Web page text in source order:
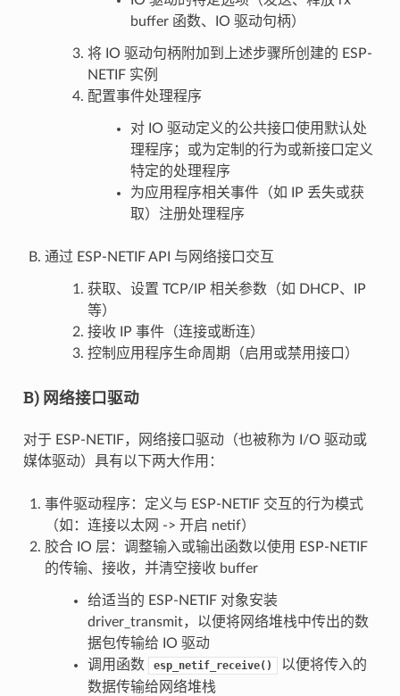
buffer 函数、IO 驱动句柄）
将 IO 驱动句柄附加到上述步骤所创建的 ESP-
NETIF 实例
配置事件处理程序
对 IO 驱动定义的公共接口使用默认处
理程序；或为定制的行为或新接口定义
特定的处理程序
为应用程序相关事件（如 IP 丢失或获
取）注册处理程序
通过 ESP-NETIF API 与网络接口交互
获取、设置 TCP/IP 相关参数（如 DHCP、IP
等）
接收 IP 事件（连接或断连）
控制应用程序生命周期（启用或禁用接口）
B) 网络接口驱动
对于 ESP-NETIF，网络接口驱动（也被称为 I/O 驱动或
媒体驱动）具有以下两大作用：
事件驱动程序：定义与 ESP-NETIF 交互的行为模式
（如：连接以太网 -> 开启 netif）
胶合 IO 层：调整输入或输出函数以使用 ESP-NETIF
的传输、接收，并清空接收 buffer
给适当的 ESP-NETIF 对象安装
driver_transmit，以便将网络堆栈中传出的数
据包传输给 IO 驱动
调用函数
esp_netif_receive()
以便将传入的
数据传输给网络堆栈